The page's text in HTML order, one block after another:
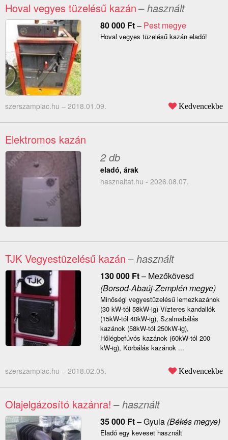
Hoval vegyes tüzelésű kazán– használt
80 000 Ft– Pest megye
Hoval vegyes tüzelésű kazán eladó!
szerszampiac.hu – 2018.01.09. Kedvencekbe
Elektromos kazán
2 db
eladó, árak
hasznaltat.hu - 2026.08.07.
TJK Vegyestüzelésű kazán– használt
130 000 Ft– Mezőkövesd
(Borsod-Abaúj-Zemplén megye)
Minőségi vegyestüzelésű lemezkazánok
(30 kW-tól 58kW-ig) Vízteres kandallók
(15kW-tól 40kW-ig), Szalmabálás
kazánok (58kW-tól 250kW-ig),
Hőlégbefúvós kazánok (60kW-tól 200
kW-ig), Körbálás kazánok ...
szerszampiac.hu – 2018.02.05. Kedvencekbe
Olajelgázosító kazánra! – használt
35 000 Ft–Gyula(Békés megye)
Eladó egy keveset használt